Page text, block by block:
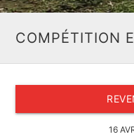
COMPÉTITION
16